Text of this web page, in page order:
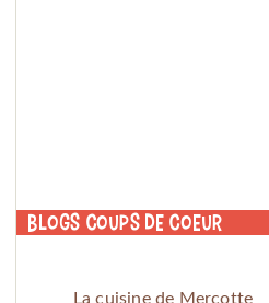
Blogs coups de coeur
La cuisine de Mercotte